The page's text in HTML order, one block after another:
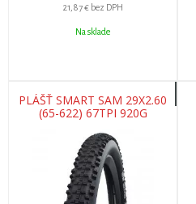
21,87 € bez DPH
Na sklade
PLÁŠŤ SMART SAM 29X2.60
(65-622) 67TPI 920G